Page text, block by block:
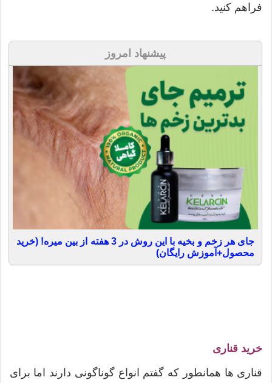
فراهم کنید.
پیشنهاد امروز
جای هر زخم و بخیه با این روش در 3 هفته از بین میره! (خرید
محصول+آموزش رایگان)
خرید قناری
قناری ها همانطور که گفتم انواع گوناگونی دارند اما برای